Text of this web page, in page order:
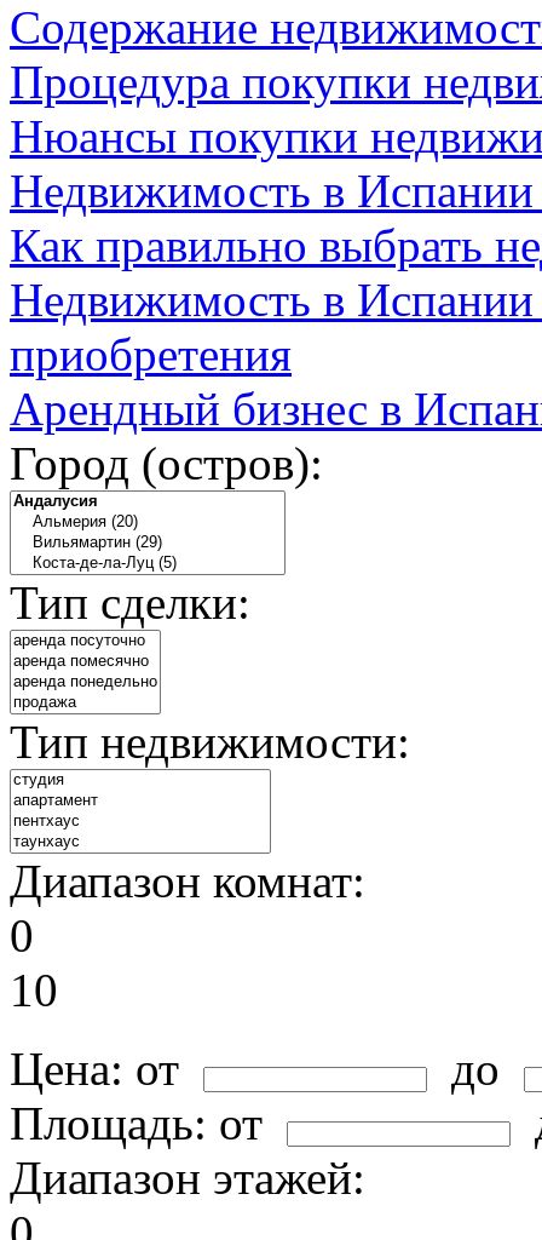
Содержание
Процедура покупки
Нюансы покупки
Недвижимость в
Как правильно выбрать
Недвижимость в Испании
приобретения
Арендный бизнес в
Город (остров):
Тип сделки:
Тип недвижимости:
Диапазон комнат:
0
10
Цена: от
до
Площадь: от
Диапазон этажей: